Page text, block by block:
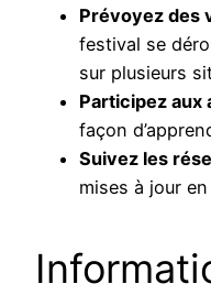
Prévoyez des
festival se
sur plusieurs
Participez aux
façon
Suivez les
mises à jour